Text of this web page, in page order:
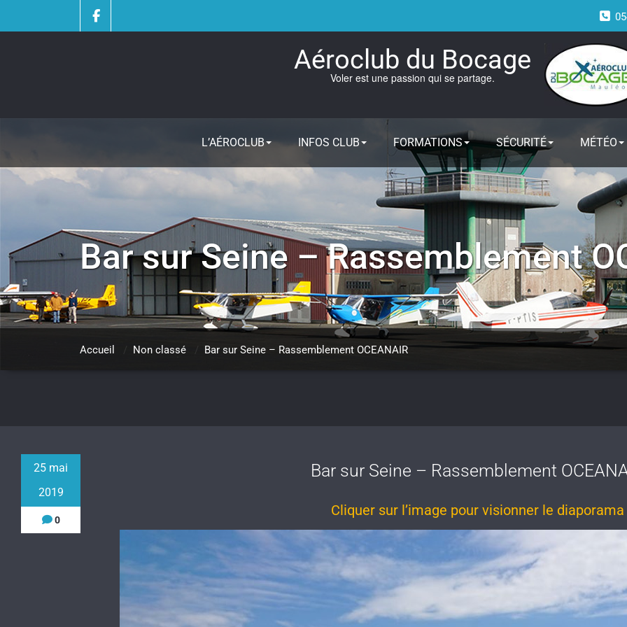
content
Aéroclub du Bocage
Voler est une passion qui se partage.
L’AÉROCLUB INFOS CLUB FORMATIONS SÉCURITÉ MÉTÉO
Bar sur Seine – Rassemblement
Accueil Non classé Bar sur Seine – Rassemblement OCEANAIR
25 mai
2019
0
Bar sur Seine – Rassemblement
Cliquer sur l’image pour visionner le diaporama